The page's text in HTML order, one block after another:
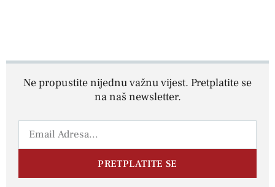
Ne propustite nijednu važnu vijest. Pretplatite se
na naš newsletter.
PRETPLATITE SE